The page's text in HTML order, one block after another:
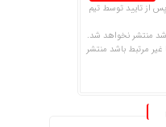
از تایید توسط تیم
منتشر نخواهد شد.
غیر مرتبط باشد منتشر